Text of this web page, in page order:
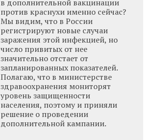
в дополнительной вакцинации
против краснухи именно сейчас?
Мы видим, что в России
регистрируют новые случаи
заражения этой инфекцией, но
число привитых от нее
значительно отстает от
запланированных показателей.
Полагаю, что в министерстве
здравоохранения мониторят
уровень защищенности
населения, поэтому и приняли
решение о проведении
дополнительной кампании.